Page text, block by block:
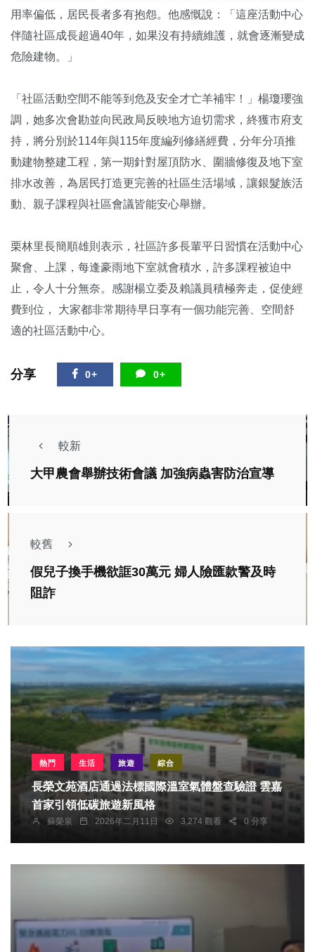
用率偏低，居民長者多有抱怨。他感慨說：「這座活動中心
伴隨社區成長超過40年，如果沒有持續維護，就會逐漸變成
危險建物。」
「社區活動空間不能等到危及安全才亡羊補牢！」楊瓊瓔強
調，她多次會勘並向民政局反映地方迫切需求，終獲市府支
持，將分別於114年與115年度編列修繕經費，分年分項推
動建物整建工程，第一期針對屋頂防水、圍牆修復及地下室
排水改善，為居民打造更完善的社區生活場域，讓銀髮族活
動、親子課程與社區會議皆能安心舉辦。
栗林里長簡順雄則表示，社區許多長輩平日習慣在活動中心
聚會、上課，每逢豪雨地下室就會積水，許多課程被迫中
止，令人十分無奈。感謝楊立委及賴議員積極奔走，促使經
費到位， 大家都非常期待早日享有一個功能完善、空間舒
適的社區活動中心。
分享 0+ 0+
較新
大甲農會舉辦技術會議 加強病蟲害防治宣導
較舊
假兒子換手機欲誆30萬元 婦人險匯款警及時
阻詐
熱門 生活 旅遊 綜合
長榮文苑酒店通過法標國際溫室氣體盤查驗證 雲嘉
首家引領低碳旅遊新風格
蘇榮泉 2026年二月11日 3,274 觀看 0 分享